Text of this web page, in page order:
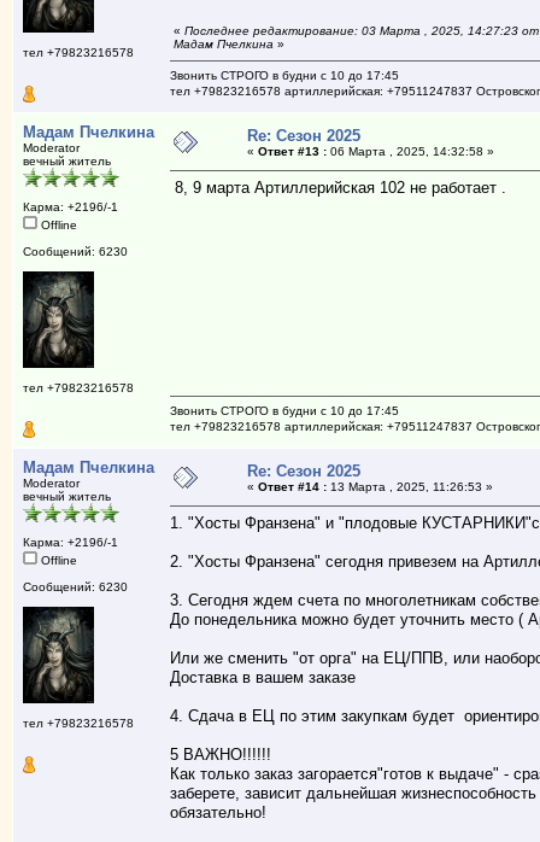
тел +79823216578
« Последнее редактирование: 03 Марта , 2025, 14:27:23 от
Мадам Пчелкина »
Звонить СТРОГО в будни с 10 до 17:45
тел +79823216578 артиллерийская: +79511247837
Мадам Пчелкина
Moderator
вечный житель
Карма: +2196/-1
Offline
Сообщений: 6230
тел +79823216578
Re: Сезон 2025
« Ответ #13 :06 Марта , 2025, 14:32:58 »
8, 9 марта Артиллерийская 102 не работает .
Звонить СТРОГО в будни с 10 до 17:45
тел +79823216578 артиллерийская: +79511247837
Мадам Пчелкина
Moderator
вечный житель
Карма: +2196/-1
Offline
Сообщений: 6230
тел +79823216578
Re: Сезон 2025
« Ответ #14 :13 Марта , 2025, 11:26:53 »
1. "Хосты Франзена" и "плодовые
2. "Хосты Франзена" сегодня привезем на
3. Сегодня ждем счета по многолетникам
До понедельника можно будет уточнить место (
Или же сменить "от орга" на ЕЦ/ППВ, или
Доставка в вашем заказе
4. Сдача в ЕЦ по этим закупкам будет
5 ВАЖНО!!!!!!
Как только заказ загорается"готов к выдаче" -
заберете, зависит дальнейшая
обязательно!